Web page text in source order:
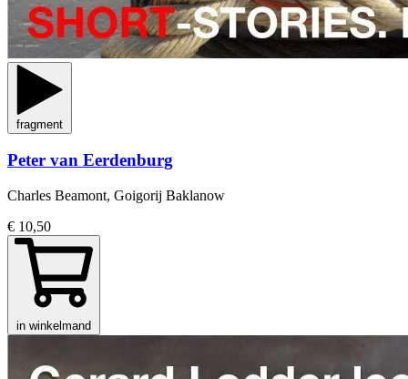
fragment
Peter van Eerdenburg
Charles Beamont, Goigorij Baklanow
€ 10,50
in winkelmand